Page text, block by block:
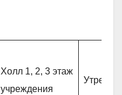
Холл 1, 2, 3 этаж
учреждения